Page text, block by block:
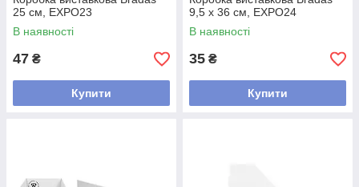
25 см, EXPO23
В наявності
47 ₴
Купити
9,5 x 36 см, EXPO24
В наявності
35 ₴
Купити